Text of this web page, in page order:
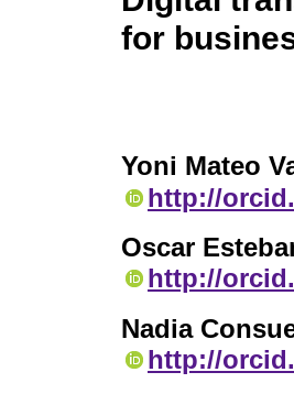
for
Yoni Mateo
http://
Oscar
http://
Nadia
http://